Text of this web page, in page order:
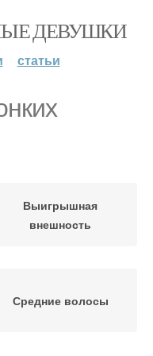
ДЕВУШКИ
статьи
Выигрышная
внешность
Средние волосы